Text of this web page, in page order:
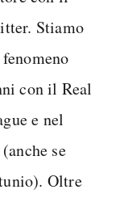
Stiamo
con il Real
e nel
se
Oltre